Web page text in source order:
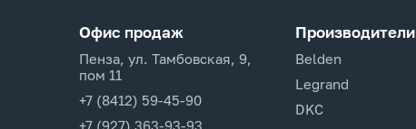
Офис продаж
Пенза, ул. Тамбовская, 9,
пом 11
+7 (8412) 59-45-90
+7 (927) 363-93-93
Производители
Belden
Legrand
DKC